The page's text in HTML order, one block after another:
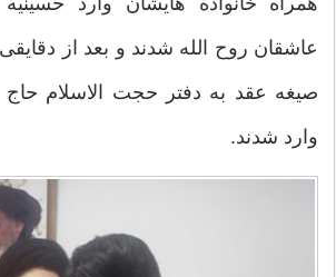
عاشقان روح الله شدند و بعد از
صیغه عقد به دفتر حجت الاسلام
وارد شدند.